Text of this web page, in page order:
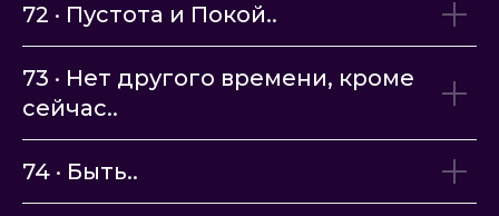
72 · Пустота и Покой..
73 · Нет другого времени, кроме
сейчас..
74 · Быть..